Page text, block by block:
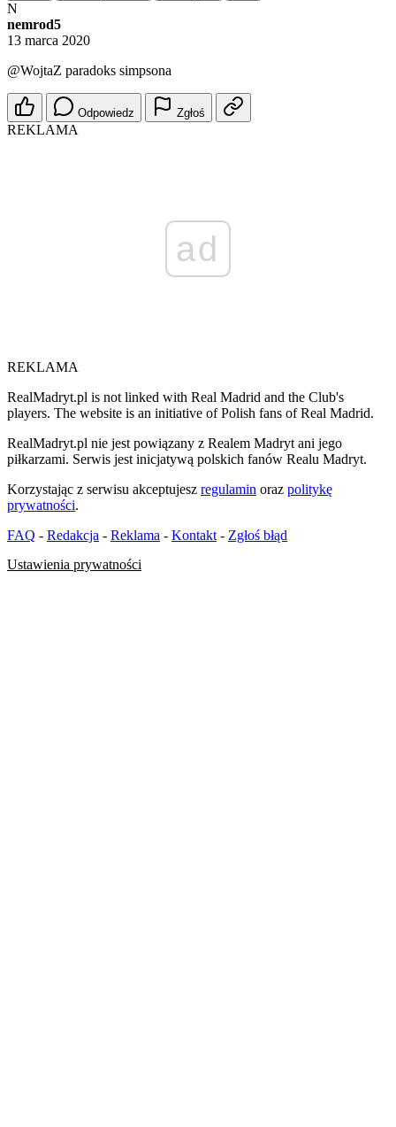
N
nemrod5
13 marca 2020
@WojtaZ paradoks simpsona
Odpowiedz Zgłoś
REKLAMA
ad
REKLAMA
RealMadryt.pl is not linked with Real Madrid and the Club's
players. The website is an initiative of Polish fans of Real Madrid.
RealMadryt.pl nie jest powiązany z Realem Madryt ani jego
piłkarzami. Serwis jest inicjatywą polskich fanów Realu Madryt.
Korzystając z serwisu akceptujesz regulamin oraz politykę
prywatności.
FAQ - Redakcja - Reklama - Kontakt - Zgłoś błąd
Ustawienia prywatności